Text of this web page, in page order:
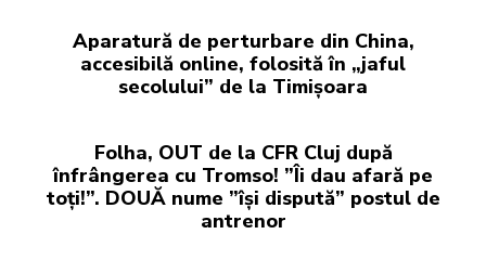
Aparatură de perturbare din China,
accesibilă online, folosită în „jaful
secolului” de la Timișoara
Folha, OUT de la CFR Cluj după
înfrângerea cu Tromso! ”Îi dau afară pe
toți!”. DOUĂ nume ”își dispută” postul de
antrenor